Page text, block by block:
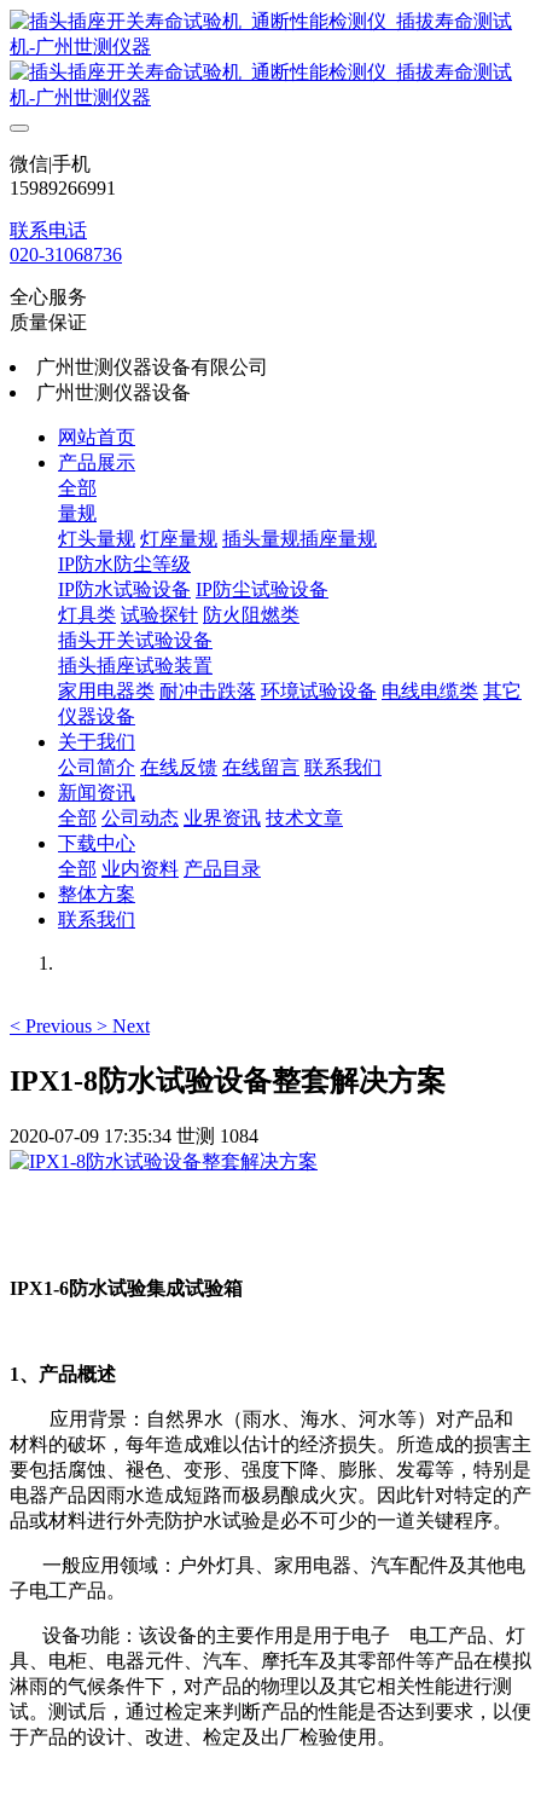
微信|手机
15989266991
联系电话
020-31068736
全心服务
质量保证
广州世测仪器设备有限公司
广州世测仪器设备
网站首页
产品展示
全部
量规
灯头量规 灯座量规 插头量规插座量规
IP防水防尘等级
IP防水试验设备 IP防尘试验设备
灯具类 试验探针 防火阻燃类
插头开关试验设备
插头插座试验装置
家用电器类 耐冲击跌落 环境试验设备 电线电缆类 其它
仪器设备
关于我们
公司简介 在线反馈 在线留言 联系我们
新闻资讯
全部 公司动态 业界资讯 技术文章
下载中心
全部 业内资料 产品目录
整体方案
联系我们
< Previous > Next
IPX1-8防水试验设备整套解决方案
2020-07-09 17:35:34 世测 1084
IPX1-6防水试验集成试验箱
1、产品概述
应用背景：自然界水（雨水、海水、河水等）对产品和
材料的破坏，每年造成难以估计的经济损失。所造成的损害主
要包括腐蚀、褪色、变形、强度下降、膨胀、发霉等，特别是
电器产品因雨水造成短路而极易酿成火灾。因此针对特定的产
品或材料进行外壳防护水试验是必不可少的一道关键程序。
一般应用领域：户外灯具、家用电器、汽车配件及其他电
子电工产品。
设备功能：该设备的主要作用是用于电子 电工产品、灯
具、电柜、电器元件、汽车、摩托车及其零部件等产品在模拟
淋雨的气候条件下，对产品的物理以及其它相关性能进行测
试。测试后，通过检定来判断产品的性能是否达到要求，以便
于产品的设计、改进、检定及出厂检验使用。